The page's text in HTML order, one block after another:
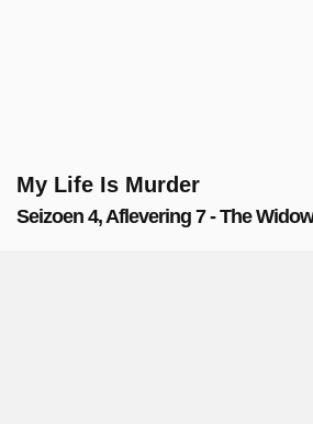
My Life Is Murder
Seizoen 4, Aflevering 7 - The